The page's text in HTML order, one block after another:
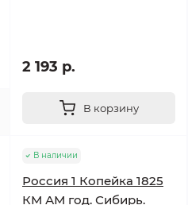
2 193 р.
В корзину
В наличии
Россия 1 Копейка 1825
КМ АМ год. Сибирь.